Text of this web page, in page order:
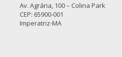
Av. Agrária, 100 – Colina Park
CEP: 65900-001
Imperatriz-MA